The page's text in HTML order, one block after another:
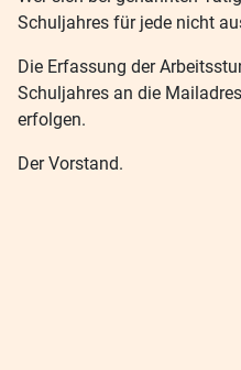
Schuljahres für jede nicht
Die Erfassung der
Schuljahres an die
erfolgen.
Der Vorstand.